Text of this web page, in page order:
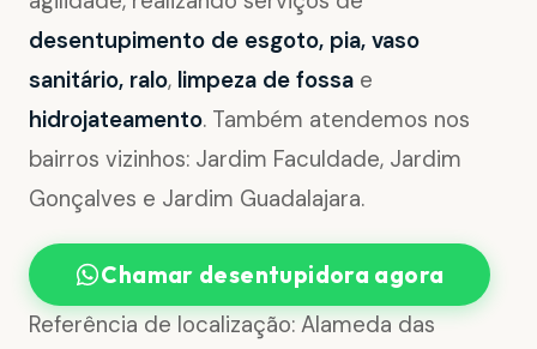
desentupimento de esgoto, pia, vaso
sanitário, ralo, limpeza de fossa e
hidrojateamento. Também atendemos nos
bairros vizinhos: Jardim Faculdade, Jardim
Gonçalves e Jardim Guadalajara.
Chamar desentupidora agora
Referência de localização: Alameda das